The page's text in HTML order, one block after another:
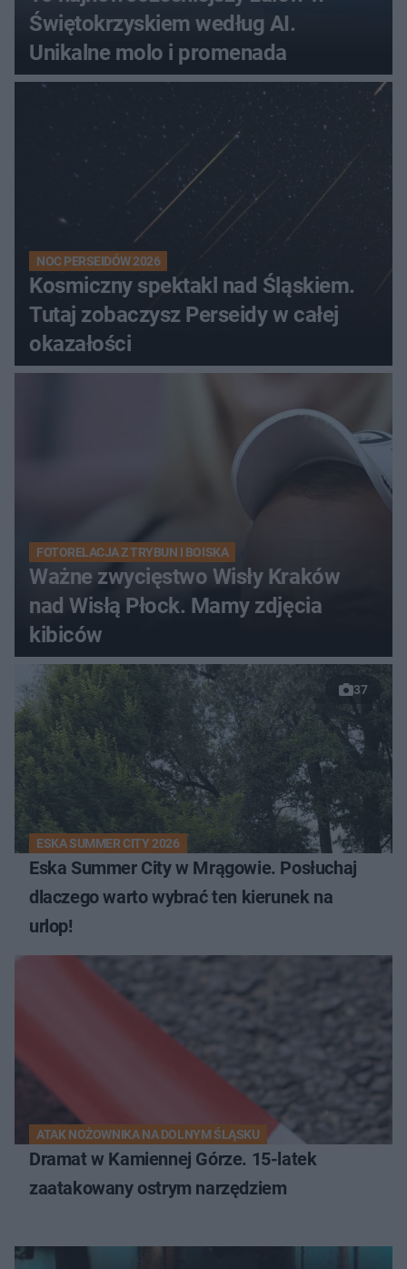
Świętokrzyskiem według AI.
Unikalne molo i promenada
NOC PERSEIDÓW 2026
Kosmiczny spektakl nad Śląskiem.
Tutaj zobaczysz Perseidy w całej
okazałości
FOTORELACJA Z TRYBUN I BOISKA
Ważne zwycięstwo Wisły Kraków
nad Wisłą Płock. Mamy zdjęcia
kibiców
37
ESKA SUMMER CITY 2026
Eska Summer City w Mrągowie. Posłuchaj
dlaczego warto wybrać ten kierunek na
urlop!
ATAK NOŻOWNIKA NA DOLNYM ŚLĄSKU
Dramat w Kamiennej Górze. 15-latek
zaatakowany ostrym narzędziem